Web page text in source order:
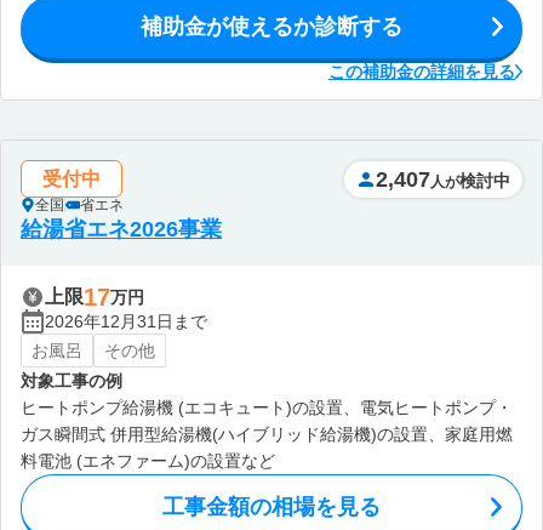
補助金が使えるか診断する
この補助金の詳細を見る
受付中
全国 省エネ
2,407 人が検討中
給湯省エネ2026事業
上限17万円
2026年12月31日まで
お風呂
その他
対象工事の例
ヒートポンプ給湯機 (エコキュート)の設置、電気ヒートポンプ・
ガス瞬間式 併用型給湯機(ハイブリッド給湯機)の設置、家庭用燃
料電池 (エネファーム)の設置など
工事金額の相場を見る